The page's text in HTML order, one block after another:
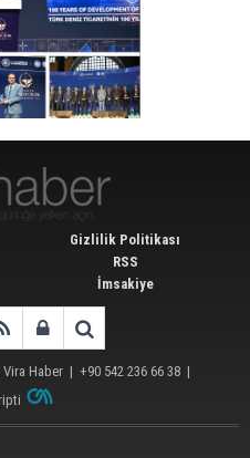
Gizlilik Politikası
RSS
İmsakiye
Vira Haber | +90 542 236 66 38 |